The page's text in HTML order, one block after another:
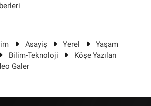
Asayiş Yerel
Yaşam
Bilim-Teknoloji
Köşe Yazıları
Galeri